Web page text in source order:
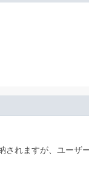
れますが、ユーザ